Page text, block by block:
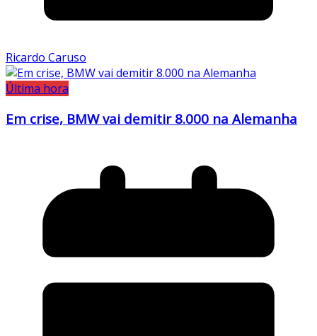
Ricardo Caruso
Última hora
Em crise, BMW vai demitir 8.000 na Alemanha